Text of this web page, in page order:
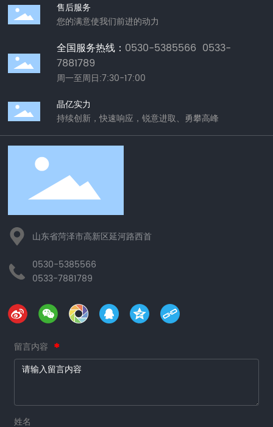
售后服务
您的满意使我们前进的动力
全国服务热线： 0530-5385566 0533-
7881789
周一至周日:7:30-17:00
晶亿实力
持续创新，快速响应，锐意进取、勇攀高峰
山东省菏泽市高新区延河路西首
0530-5385566
0533-7881789
留言内容
姓名